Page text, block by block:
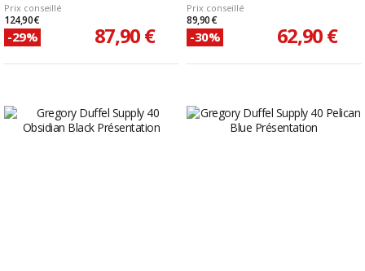
Prix conseillé
124,90 €
-29% 87,90 €
Prix conseillé
89,90 €
-30% 62,90 €